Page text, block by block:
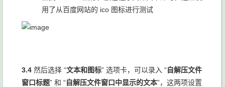
用了从百度网站的 ico 图标进行测试
3.4 然后选择 “文本和图标” 选项卡，可以录入 “自解压文件
窗口标题” 和 “自解压文件窗口中显示的文本”，这两项设置